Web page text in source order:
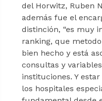
del Horwitz, Ruben
además fue el
distinción, “es muy
ranking, que
bien hecho y está
consultas y
instituciones. Y
los hospitales